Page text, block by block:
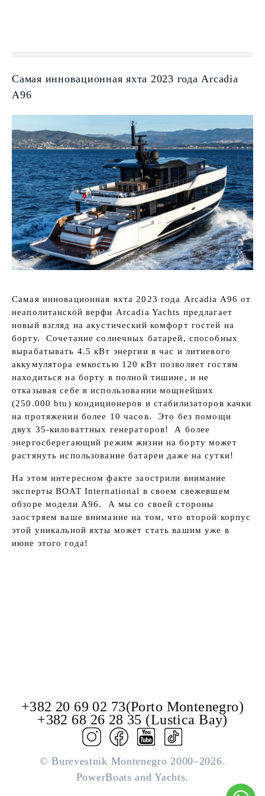
Самая инновационная яхта 2023 года Arcadia
A96
Самая инновационная яхта 2023 года Arcadia A96 от
неаполитанской верфи Arcadia Yachts предлагает
новый взгляд на акустический комфорт гостей на
борту. Сочетание солнечных батарей, способных
вырабатывать 4.5 кВт энергии в час и литиевого
аккумулятора емкостью 120 кВт позволяет гостям
находиться на борту в полной тишине, и не
отказывая себе в использовании мощнейших
(250.000 btu) кондиционеров и стабилизаторов качки
на протяжении более 10 часов. Это без помощи
двух 35-киловаттных генераторов! А более
энергосберегающий режим жизни на борту может
растянуть использование батареи даже на сутки!
На этом интересном факте заострили внимание
эксперты BOAT International в своем свежевшем
обзоре модели A96. А мы со своей стороны
заостряем ваше внимание на том, что второй корпус
этой уникальной яхты может стать вашим уже в
июне этого года!
© Burevestnik Montenegro 2000–2026.
PowerBoats and Yachts.
+382 20 69 02 73(Porto Montenegro)
+382 68 26 28 35 (Lustica Bay)